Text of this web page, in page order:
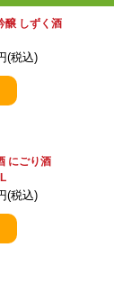
醸 しずく酒
(税込)
にごり酒
(税込)